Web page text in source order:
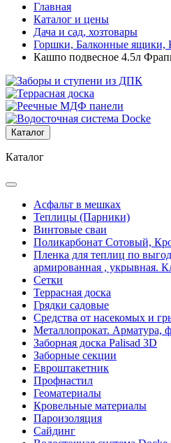
Главная
Каталог и цены
Дача и сад, хозтовары
Горшки, Балконные ящики,
Кашпо подвесное 4.5л
Каталог
Каталог
Асфальт в мешках
Теплицы (Парники)
Винтовые сваи
Поликарбонат Сотовый,
Пленка для теплиц по
армированная , укрывная.
Сетки
Террасная доска
Грядки садовые
Средства от насекомых и
Металлопрокат. Арматура,
Заборная доска Palisad 3D
Заборные секции
Евроштакетник
Профнастил
Геоматериалы
Кровельные материалы
Пароизоляция
Сайдинг